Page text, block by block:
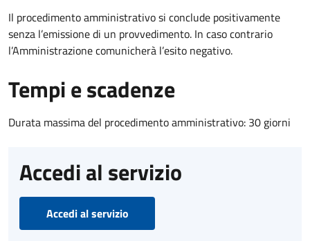
Il procedimento amministrativo si conclude positivamente
senza l’emissione di un provvedimento. In caso contrario
l’Amministrazione comunicherà l’esito negativo.
Tempi e scadenze
Durata massima del procedimento amministrativo: 30 giorni
Accedi al servizio
Accedi al servizio